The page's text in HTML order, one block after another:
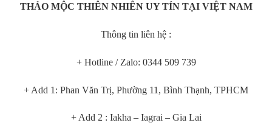
THẢO MỘC THIÊN NHIÊN UY TÍN TẠI VIỆT NAM
Thông tin liên hệ :
+ Hotline / Zalo: 0344 509 739
+ Add 1: Phan Văn Trị, Phường 11, Bình Thạnh, TPHCM
+ Add 2 : Iakha – Iagrai – Gia Lai